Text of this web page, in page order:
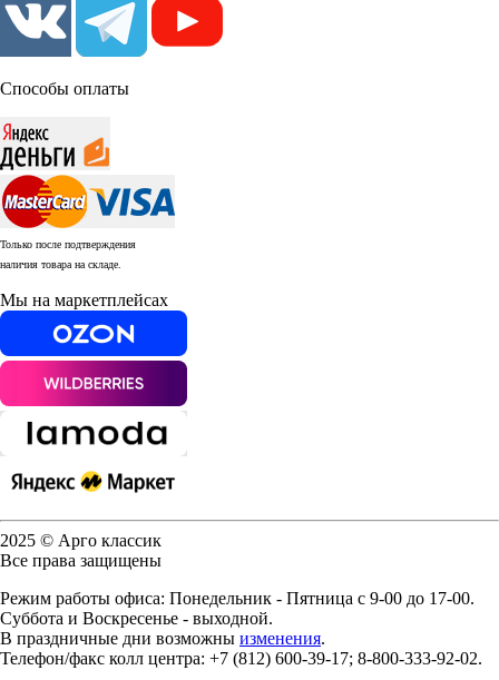
Способы оплаты
Только после подтверждения
наличия товара на складе.
Мы на маркетплейсах
2025 © Арго классик
Все права защищены
Режим работы офиса: Понедельник - Пятница с 9-00 до 17-00.
Суббота и Воскресенье - выходной.
В праздничные дни возможны изменения.
Телефон/факс колл центра: +7 (812) 600-39-17; 8-800-333-92-02.